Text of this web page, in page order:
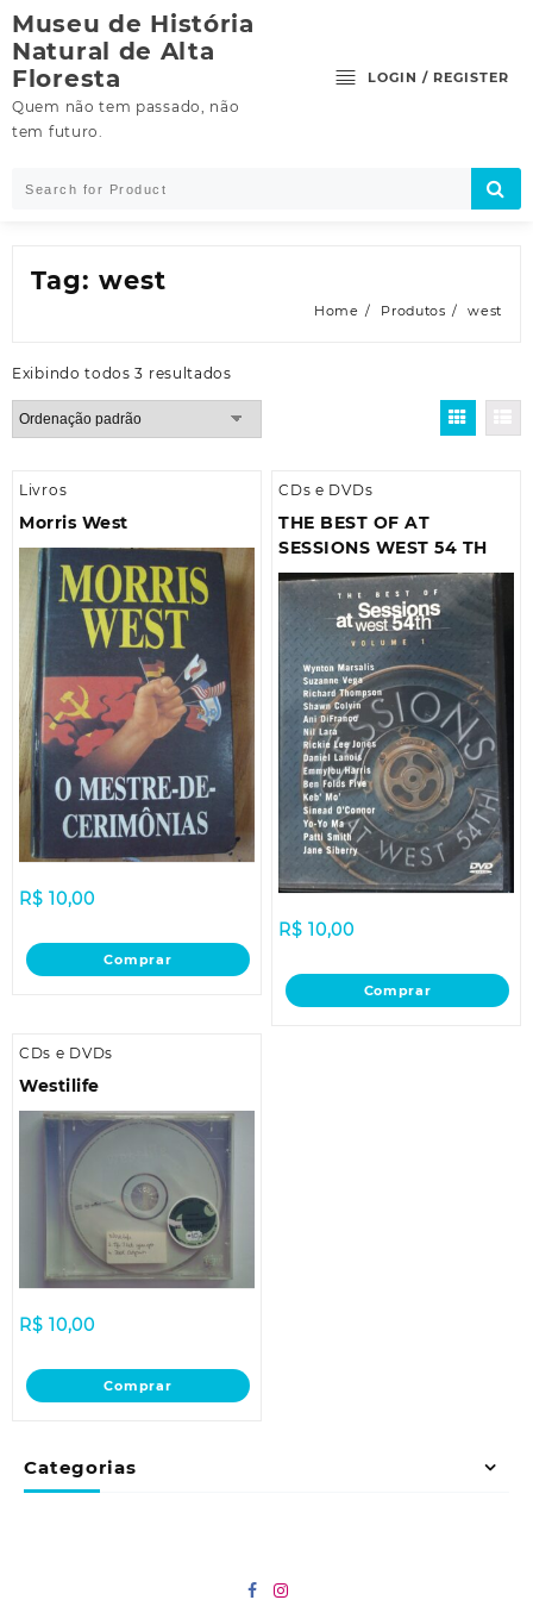
Skip
to
content
Museu de História
Natural de Alta
Floresta
Quem não tem passado, não
tem futuro.
LOGIN / REGISTER
Categorias
Tag: west
Home Produtos west
Exibindo todos 3 resultados
Livros
Morris West
R$ 10,00
Comprar
CDs e DVDs
THE BEST OF AT
SESSIONS WEST 54 TH
R$ 10,00
Comprar
CDs e DVDs
Westilife
R$ 10,00
Comprar